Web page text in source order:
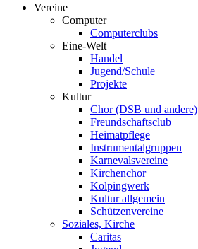
Vereine
Computer
Computerclubs
Eine-Welt
Handel
Jugend/Schule
Projekte
Kultur
Chor (DSB und andere)
Freundschaftsclub
Heimatpflege
Instrumentalgruppen
Karnevalsvereine
Kirchenchor
Kolpingwerk
Kultur allgemein
Schützenvereine
Soziales, Kirche
Caritas